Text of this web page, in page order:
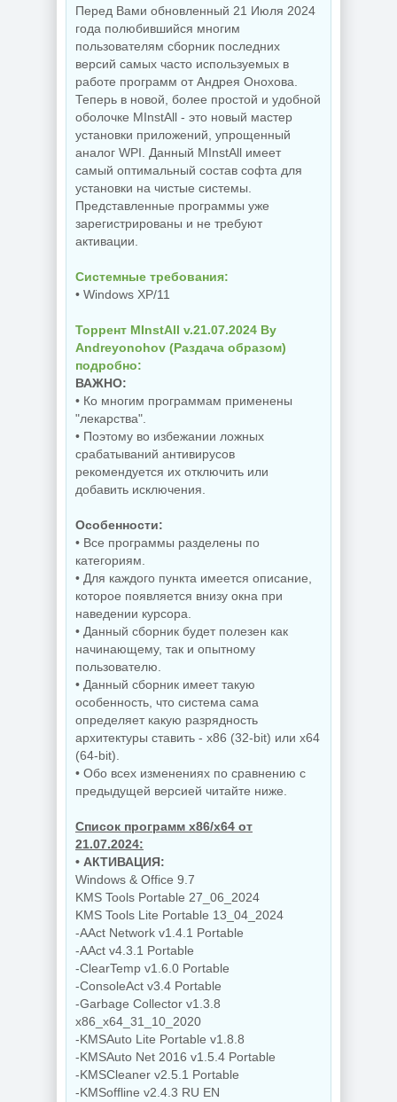
Перед Вами обновленный 21 Июля 2024
года полюбившийся многим
пользователям сборник последних
версий самых часто используемых в
работе программ от Андрея Онохова.
Теперь в новой, более простой и удобной
оболочке MInstAll - это новый мастер
установки приложений, упрощенный
аналог WPI. Данный MInstAll имеет
самый оптимальный состав софта для
установки на чистые системы.
Представленные программы уже
зарегистрированы и не требуют
активации.
Системные требования:
• Windows XP/11
Торрент MInstAll v.21.07.2024 By
Andreyonohov (Раздача образом)
подробно:
ВАЖНО:
• Ко многим программам применены
"лекарства".
• Поэтому во избежании ложных
срабатываний антивирусов
рекомендуется их отключить или
добавить исключения.
Особенности:
• Все программы разделены по
категориям.
• Для каждого пункта имеется описание,
которое появляется внизу окна при
наведении курсора.
• Данный сборник будет полезен как
начинающему, так и опытному
пользователю.
• Данный сборник имеет такую
особенность, что система сама
определяет какую разрядность
архитектуры ставить - x86 (32-bit) или x64
(64-bit).
• Обо всех изменениях по сравнению с
предыдущей версией читайте ниже.
Список программ x86/x64 от
21.07.2024:
• АКТИВАЦИЯ:
Windows & Office 9.7
KMS Tools Portable 27_06_2024
KMS Tools Lite Portable 13_04_2024
-AAct Network v1.4.1 Portable
-AAct v4.3.1 Portable
-ClearTemp v1.6.0 Portable
-ConsoleAct v3.4 Portable
-Garbage Collector v1.3.8
x86_x64_31_10_2020
-KMSAuto Lite Portable v1.8.8
-KMSAuto Net 2016 v1.5.4 Portable
-KMSCleaner v2.5.1 Portable
-KMSoffline v2.4.3 RU EN